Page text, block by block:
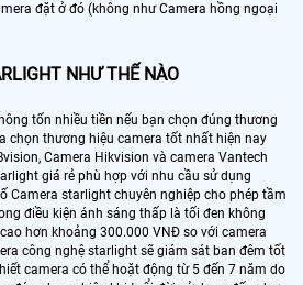
đặt ở đó (không như Camera hồng ngoại
NHƯ THẾ NÀO
tốn nhiều tiền nếu bạn chọn đúng thương
chọn thương hiệu camera tốt nhất hiện nay
Camera Hikvision và camera Vantech
giá rẻ phù hợp với nhu cầu sử dụng
Camera starlight chuyên nghiệp cho phép tầm
điều kiện ánh sáng thấp là tối đen không
hơn khoảng 300.000 VNĐ so với camera
công nghệ starlight sẽ giám sát ban đêm tốt
camera có thể hoặt động từ 5 đến 7 năm do